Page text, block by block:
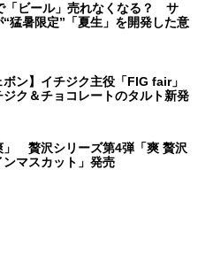
「ビール」売れなくなる？ サ
“猛暑限定”「夏生」を開発した意
ボン】イチジク主役「FIG fair」
ク＆チョコレートのタルト新発
」 贅沢シリーズ第4弾「爽 贅沢
ンマスカット」発売